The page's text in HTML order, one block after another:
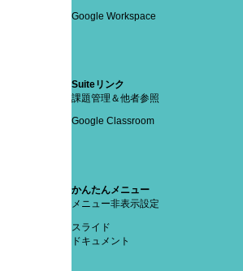
Google Workspace
Suiteリンク
課題管理＆他者参照
Google Classroom
かんたんメニュー
メニュー非表示設定
スライド
ドキュメント